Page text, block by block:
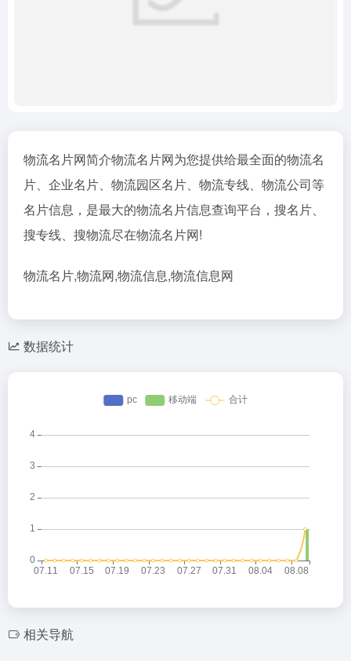
物流名片网简介物流名片网为您提供给最全面的物流名
片、企业名片、物流园区名片、物流专线、物流公司等
名片信息，是最大的物流名片信息查询平台，搜名片、
搜专线、搜物流尽在物流名片网!
物流名片,物流网,物流信息,物流信息网
数据统计
相关导航